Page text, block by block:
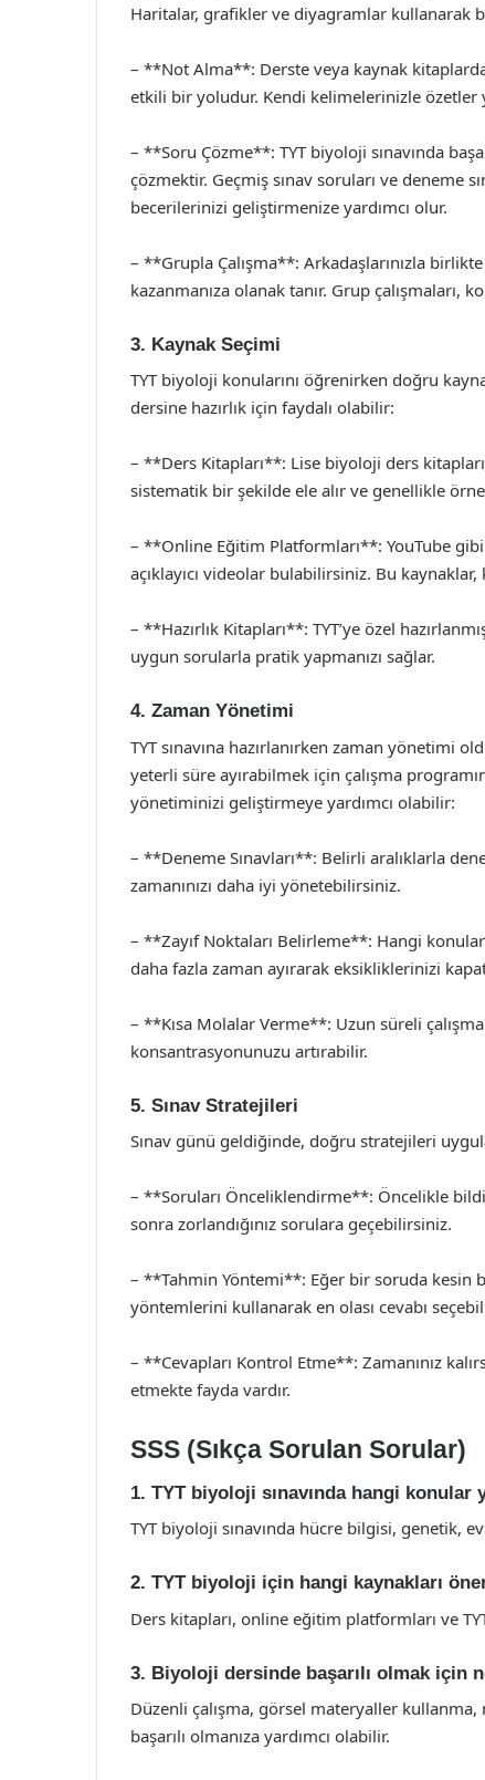
Haritalar, grafikler ve diyagramlar kullanarak
– **Not Alma**: Derste veya kaynak
etkili bir yoludur. Kendi kelimelerinizle özetler
– **Soru Çözme**: TYT biyoloji sınavında
çözmektir. Geçmiş sınav soruları ve deneme
becerilerinizi geliştirmenize yardımcı olur.
– **Grupla Çalışma**: Arkadaşlarınızla
kazanmanıza olanak tanır. Grup çalışmaları,
3. Kaynak Seçimi
TYT biyoloji konularını öğrenirken doğru
dersine hazırlık için faydalı olabilir:
– **Ders Kitapları**: Lise biyoloji ders
sistematik bir şekilde ele alır ve genellikle
– **Online Eğitim Platformları**: YouTube
açıklayıcı videolar bulabilirsiniz. Bu
– **Hazırlık Kitapları**: TYT’ye özel
uygun sorularla pratik yapmanızı sağlar.
4. Zaman Yönetimi
TYT sınavına hazırlanırken zaman yönetimi
yeterli süre ayırabilmek için çalışma
yönetiminizi geliştirmeye yardımcı olabilir:
– **Deneme Sınavları**: Belirli aralıklarla
zamanınızı daha iyi yönetebilirsiniz.
– **Zayıf Noktaları Belirleme**: Hangi
daha fazla zaman ayırarak eksikliklerinizi
– **Kısa Molalar Verme**: Uzun süreli
konsantrasyonunuzu artırabilir.
5. Sınav Stratejileri
Sınav günü geldiğinde, doğru stratejileri
– **Soruları Önceliklendirme**: Öncelikle
sonra zorlandığınız sorulara geçebilirsiniz.
– **Tahmin Yöntemi**: Eğer bir soruda kesin
yöntemlerini kullanarak en olası cevabı
– **Cevapları Kontrol Etme**: Zamanınız
etmekte fayda vardır.
SSS (Sıkça Sorulan Sorular)
1. TYT biyoloji sınavında hangi konular
TYT biyoloji sınavında hücre bilgisi, genetik,
2. TYT biyoloji için hangi kaynakları
Ders kitapları, online eğitim platformları ve
3. Biyoloji dersinde başarılı olmak için
Düzenli çalışma, görsel materyaller
başarılı olmanıza yardımcı olabilir.